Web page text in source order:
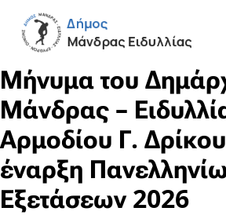
Μήνυμα του
Μάνδρας –
Αρμοδίου Γ. Δρίκου
έναρξη
Εξετάσεων 2026